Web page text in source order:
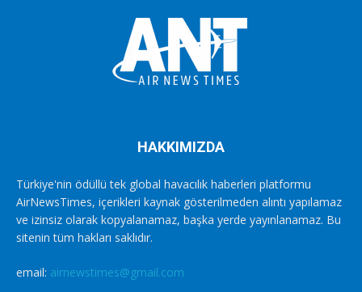
HAKKIMIZDA
Türkiye'nin ödüllü tek global havacılık haberleri platformu
AirNewsTimes, içerikleri kaynak gösterilmeden alıntı yapılamaz
ve izinsiz olarak kopyalanamaz, başka yerde yayınlanamaz. Bu
sitenin tüm hakları saklıdır.
email: airnewstimes@gmail.com